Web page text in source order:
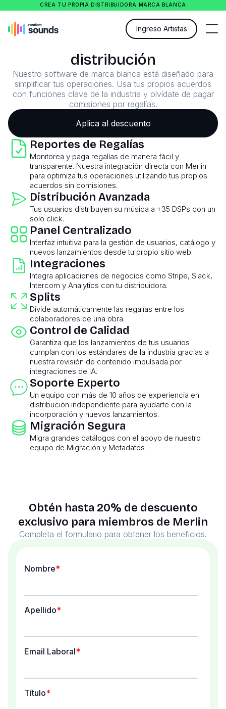
CREA TU PROPIA DISTRIBUIDORA MARCA BLANCA
Ingreso Artistas
Ten el control de tu
distribución
Nuestro software de marca blanca está diseñado para
simplificar tus operaciones. Usa tus propios acuerdos
con funciones clave de la industria y olvídate de pagar
comisiones por regalías.
Aplica al descuento
Reportes de Regalías
Monitorea y paga regalías de manera fácil y
transparente. Nuestra integración directa con Merlin
para optimiza tus operaciones utilizando tus propios
acuerdos sin comisiones.
Distribución Avanzada
Tus usuarios distribuyen su música a +35 DSPs con un
solo click.
Panel Centralizado
Interfaz intuitiva para la gestión de usuarios, catálogo y
nuevos lanzamientos desde tu propio sitio web.
Integraciones
Integra aplicaciones de negocios como Stripe, Slack,
Intercom y Analytics con tu distribuidora.
Splits
Divide automáticamente las regalías entre los
colaboradores de una obra.
Control de Calidad
Garantiza que los lanzamientos de tus usuarios
cumplan con los estándares de la industria gracias a
nuestra revisión de contenido impulsada por
integraciones de IA.
Soporte Experto
Un equipo con más de 10 años de experiencia en
distribución independiente para ayudarte con la
incorporación y nuevos lanzamientos.
Migración Segura
Migra grandes catálogos con el apoyo de nuestro
equipo de Migración y Metadatos
Obtén hasta 20% de descuento
exclusivo para miembros de Merlin
Completa el formulario para obtener los beneficios.